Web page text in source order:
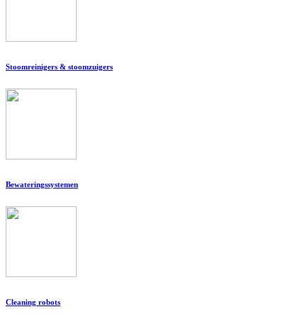
Stoomreinigers & stoomzuigers
Bewateringssystemen
Cleaning robots